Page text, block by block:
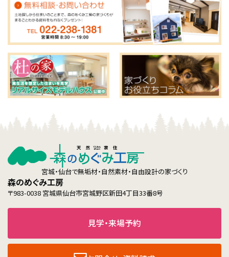
宮城・仙台で無垢材・自然素材・自由設計の家づくり
森のめぐみ工房
〒983-0038 宮城県仙台市宮城野区新田4丁目33番8号
見学・来場予約